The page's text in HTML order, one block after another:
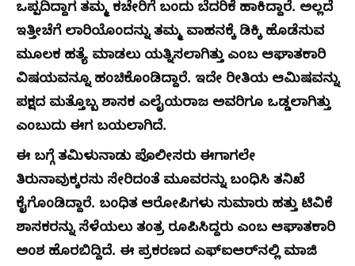
ಒಪ್ಪದಿದ್ದಾಗ ತಮ್ಮ ಕಚೇರಿಗೆ ಬಂದು ಬೆದರಿಕೆ ಹಾಕಿದ್ದಾರೆ. ಅಲ್ಲದೆ
ಇತ್ತೀಚೆಗೆ ಲಾರಿಯೊಂದನ್ನು ತಮ್ಮ ವಾಹನಕ್ಕೆ ಡಿಕ್ಕಿ ಹೊಡೆಸುವ
ಮೂಲಕ ಹತ್ಯೆ ಮಾಡಲು ಯತ್ನಿಸಲಾಗಿತ್ತು ಎಂಬ ಆಘಾತಕಾರಿ
ವಿಷಯವನ್ನೂ ಹಂಚಿಕೊಂಡಿದ್ದಾರೆ. ಇದೇ ರೀತಿಯ ಆಮಿಷವನ್ನು
ಪಕ್ಷದ ಮತ್ತೊಬ್ಬ ಶಾಸಕ ಎಲೈಯರಾಜ ಅವರಿಗೂ ಒಡ್ಡಲಾಗಿತ್ತು
ಎಂಬುದು ಈಗ ಬಯಲಾಗಿದೆ.
ಈ ಬಗ್ಗೆ ತಮಿಳುನಾಡು ಪೊಲೀಸರು ಈಗಾಗಲೇ
ತಿರುನಾವುಕ್ಕರಸು ಸೇರಿದಂತೆ ಮೂವರನ್ನು ಬಂಧಿಸಿ ತನಿಖೆ
ಕೈಗೊಂಡಿದ್ದಾರೆ. ಬಂಧಿತ ಆರೋಪಿಗಳು ಸುಮಾರು ಹತ್ತು ಟಿವಿಕೆ
ಶಾಸಕರನ್ನು ಸೆಳೆಯಲು ತಂತ್ರ ರೂಪಿಸಿದ್ದರು ಎಂಬ ಆಘಾತಕಾರಿ
ಅಂಶ ಹೊರಬಿದ್ದಿದೆ. ಈ ಪ್ರಕರಣದ ಎಫ್‌ಐಆರ್‌ನಲ್ಲಿ ಮಾಜಿ